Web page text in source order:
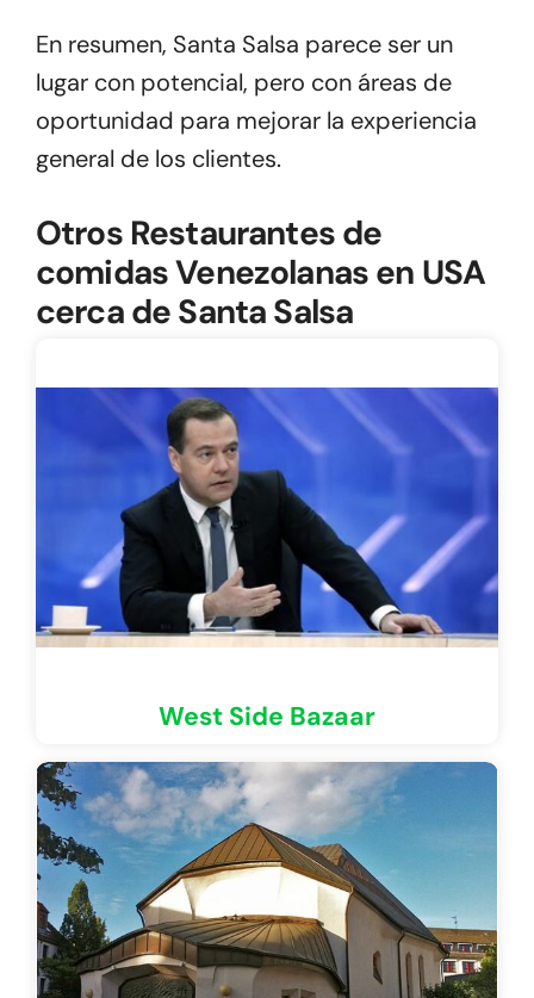
En resumen, Santa Salsa parece ser un
lugar con potencial, pero con áreas de
oportunidad para mejorar la experiencia
general de los clientes.
Otros Restaurantes de
comidas Venezolanas en USA
cerca de Santa Salsa
West Side Bazaar